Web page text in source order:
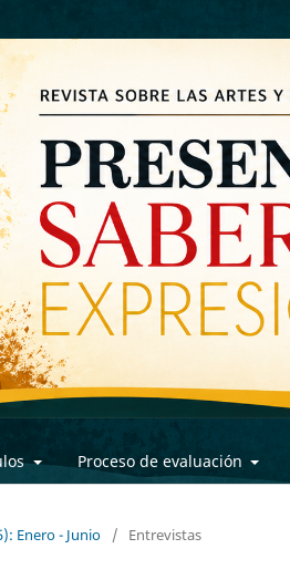
Proceso de evaluación
Enero - Junio / Entrevistas